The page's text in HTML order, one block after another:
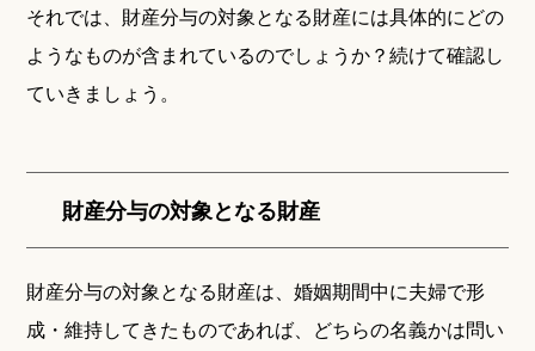
それでは、財産分与の対象となる財産には具体的にどの
ようなものが含まれているのでしょうか？続けて確認し
ていきましょう。
財産分与の対象となる財産
財産分与の対象となる財産は、婚姻期間中に夫婦で形
成・維持してきたものであれば、どちらの名義かは問い